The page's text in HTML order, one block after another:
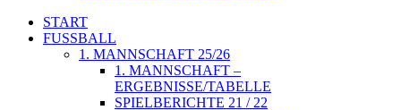
START
FUSSBALL
1. MANNSCHAFT 25/26
1. MANNSCHAFT –
ERGEBNISSE/TABELLE
SPIELBERICHTE 21 / 22